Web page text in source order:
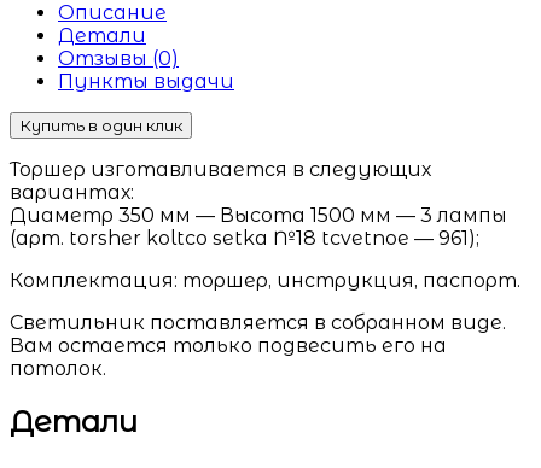
Описание
Детали
Отзывы (0)
Пункты выдачи
Купить в один клик
Торшер изготавливается в следующих
вариантах:
Диаметр 350 мм — Высота 1500 мм — 3 лампы
(арт. torsher koltco setka №18 tcvetnoe — 961);
Комплектация: торшер, инструкция, паспорт.
Светильник поставляется в собранном виде.
Вам остается только подвесить его на
потолок.
Детали